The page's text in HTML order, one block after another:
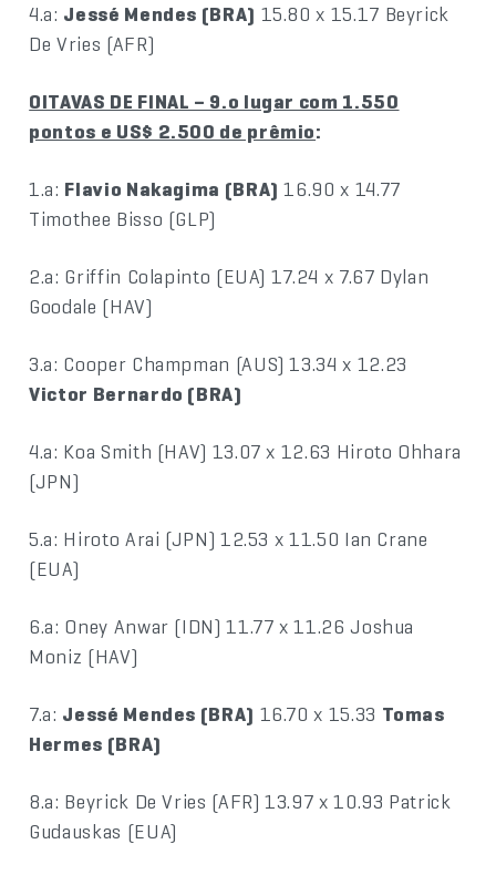
4.a: Jessé Mendes (BRA) 15.80 x 15.17 Beyrick
De Vries (AFR)
OITAVAS DE FINAL – 9.o lugar com 1.550
pontos e US$ 2.500 de prêmio:
1.a: Flavio Nakagima (BRA) 16.90 x 14.77
Timothee Bisso (GLP)
2.a: Griffin Colapinto (EUA) 17.24 x 7.67 Dylan
Goodale (HAV)
3.a: Cooper Champman (AUS) 13.34 x 12.23
Victor Bernardo (BRA)
4.a: Koa Smith (HAV) 13.07 x 12.63 Hiroto Ohhara
(JPN)
5.a: Hiroto Arai (JPN) 12.53 x 11.50 Ian Crane
(EUA)
6.a: Oney Anwar (IDN) 11.77 x 11.26 Joshua
Moniz (HAV)
7.a: Jessé Mendes (BRA) 16.70 x 15.33 Tomas
Hermes (BRA)
8.a: Beyrick De Vries (AFR) 13.97 x 10.93 Patrick
Gudauskas (EUA)